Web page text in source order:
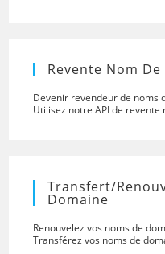
Revente Nom
Devenir revendeur de noms
Utilisez notre API de revente
Transfert/
Domaine
Renouvelez vos noms de
Transférez vos noms de